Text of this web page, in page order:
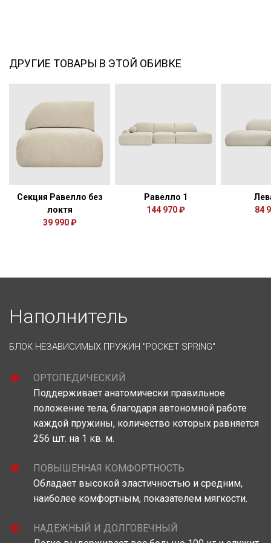
ДРУГИЕ ТОВАРЫ В ЭТОЙ ОБИВКЕ
Секция Равелло без
локтя
39 990 ₽
Равелло 1
144 970 ₽
84
Наполнитель
БЛОК НЕЗАВИСИМЫХ ПРУЖИН "POCKET SPRING"
ОРТОПЕДИЧЕСКИЙ
Поддерживает анатомически правильное
положение тела, благодаря автономной работе
каждой пружины, количество которых равняется
256 шт. на 1 кв. м.
ПОВЫШЕННАЯ КОМФОРТНОСТЬ
Обладает высокой эластичностью и средним,
наиболее комфортным, показателем мягкости.
НАДЕЖНЫЙ И ДОЛГОВЕЧНЫЙ